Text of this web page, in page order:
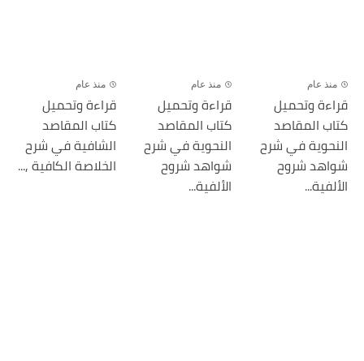
منذ عام
قراءة وتحميل
كتاب المقاصد
النحوية في شرح
شواهد شروح
الألفية...
منذ عام
قراءة وتحميل
كتاب المقاصد
النحوية في شرح
شواهد شروح
الألفية...
منذ عام
قراءة وتحميل
كتاب المقاصد
الشافية في شرح
الخلاصة الكافية ,...